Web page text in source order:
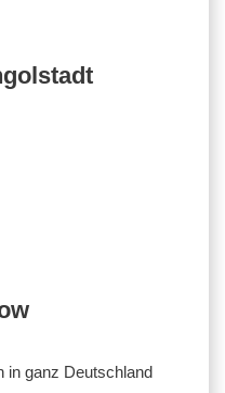
in ganz Deutschland